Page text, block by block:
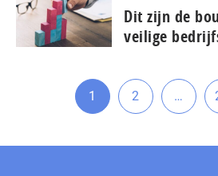
Dit zijn de
veilige
Ga
pagina
1
Ga
pagina
2
pagina's
…